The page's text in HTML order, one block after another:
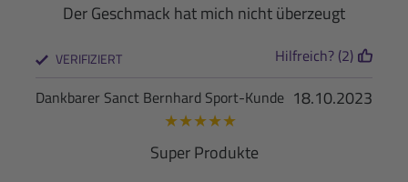
Der Geschmack hat mich nicht überzeugt
VERIFIZIERT Hilfreich? (2)
18.10.2023
Dankbarer Sanct Bernhard Sport-Kunde
★★★★★
Super Produkte